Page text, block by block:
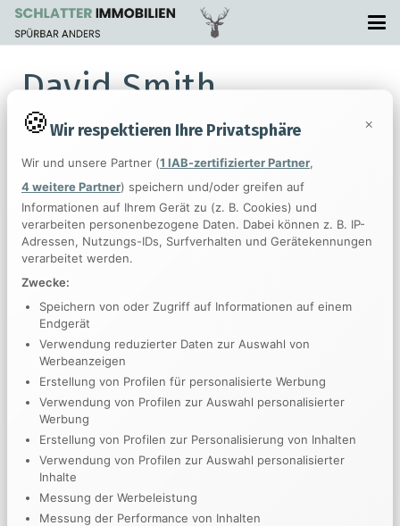
David Smith
Lorem ipsum dolor sit amet, consectetur adipiscing elit.
Etiam aliquam massa quis mauris sollicitudin commodo
venenatis ligula commodo. Sed blandit convallis dignissim.
Pellentesque pharetra velit eu velit elementum et convallis
erat vulputate. Sed in nulla ut elit mollis posuere. Praesent a
felis accumsan neque interdum molestie ut id massa.
Integer dignissim lorem vel venenatis euismod. Donec sit
amet purus et quam dapibus convallis sed quis diam.
Pellentesque auctor enim vitae lacus rutrum facilisis.
Aliquam dignissim augue a molestie pharetra. Vivamus
bibendum ex diam, tempor rhoncus libero imperdiet ac.
Wir respektieren Ihre Privatsphäre ×
Wir und unsere Partner (1 IAB-zertifizierter Partner,
4 weitere Partner) speichern und/oder greifen auf
Informationen auf Ihrem Gerät zu (z. B. Cookies) und
verarbeiten personenbezogene Daten. Dabei können z. B. IP-
Adressen, Nutzungs-IDs, Surfverhalten und Gerätekennungen
verarbeitet werden.
Zwecke:
Speichern von oder Zugriff auf Informationen auf einem
Endgerät
Verwendung reduzierter Daten zur Auswahl von
Werbeanzeigen
Erstellung von Profilen für personalisierte Werbung
Verwendung von Profilen zur Auswahl personalisierter
Werbung
Erstellung von Profilen zur Personalisierung von Inhalten
Verwendung von Profilen zur Auswahl personalisierter
Inhalte
Messung der Werbeleistung
Messung der Performance von Inhalten